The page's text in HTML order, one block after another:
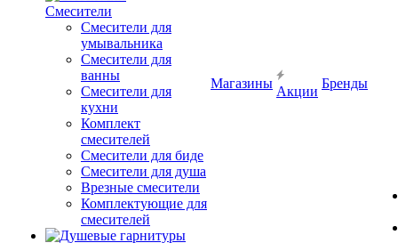
Смесители
Смесители для
умывальника
Смесители для
ванны
Смесители для
кухни
Комплект
смесителей
Смесители для биде
Смесители для душа
Врезные смесители
Комплектующие для
смесителей
Магазины
Акции
Бренды